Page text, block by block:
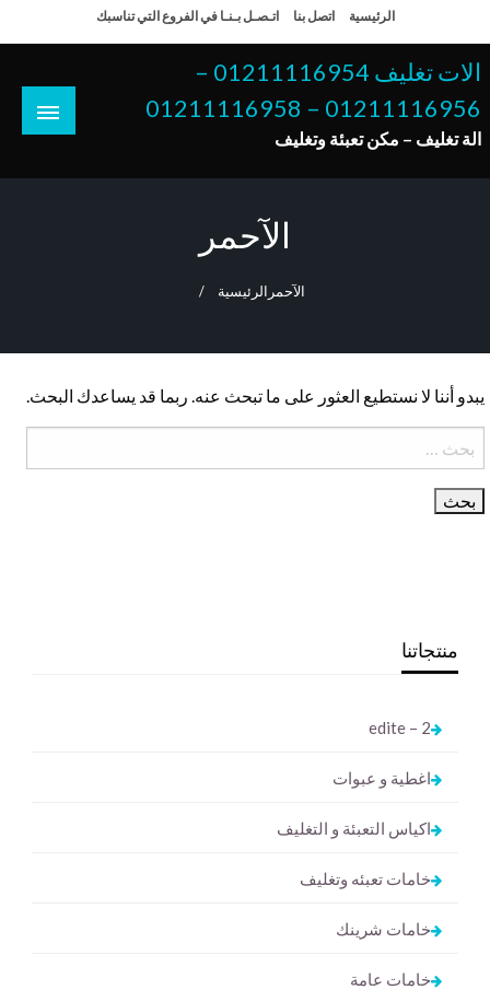
إلى
المحتوى
الرئيسية اتصل بنا اتـصـل بـنـا في الفروع التي تناسبك
الات تغليف 01211116954 –
01211116956 – 01211116958
الة تغليف – مكن تعبئة وتغليف
الآحمر
الرئيسية الآحمر
يبدو أننا لا نستطيع العثور على ما تبحث عنه. ربما قد يساعدك البحث.
عن:
منتجاتنا
2 – edite
اغطية و عبوات
اكياس التعبئة و التغليف
خامات تعبئه وتغليف
خامات شرينك
خامات عامة